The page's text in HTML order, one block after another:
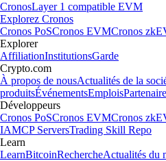
CronosLayer 1 compatible EVM
Explorez Cronos
Cronos PoSCronos EVMCronos
Explorer
AffiliationInstitutionsGarde
Crypto.com
À propos de nousActualités de la
produitsÉvénementsEmplois
Développeurs
Cronos PoSCronos EVMCronos
IAMCP ServersTrading Skill Repo
Learn
LearnBitcoinRechercheActualités du